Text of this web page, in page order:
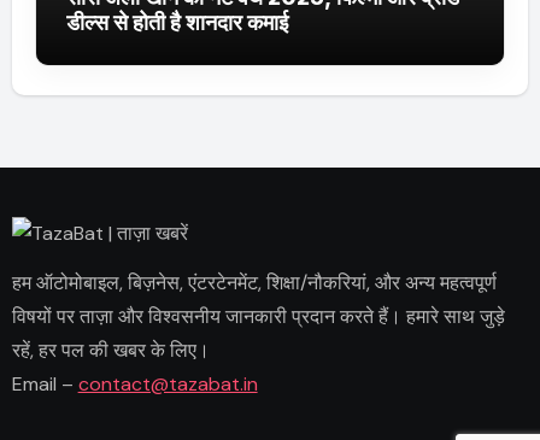
डील्स से होती है शानदार कमाई
हम ऑटोमोबाइल, बिज़नेस, एंटरटेनमेंट, शिक्षा/नौकरियां, और अन्य महत्वपूर्ण
विषयों पर ताज़ा और विश्वसनीय जानकारी प्रदान करते हैं। हमारे साथ जुड़े
रहें, हर पल की खबर के लिए।
Email – contact@tazabat.in